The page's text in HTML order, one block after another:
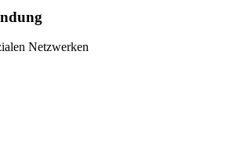
Netzwerken